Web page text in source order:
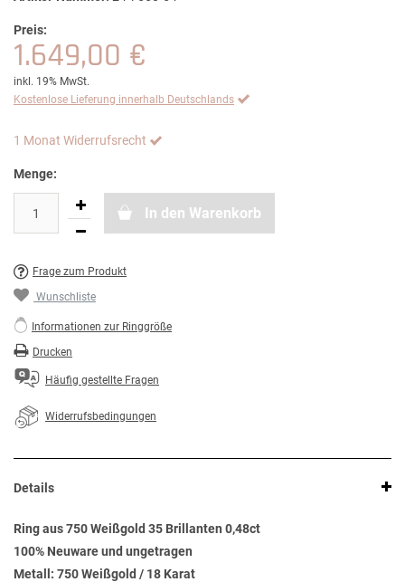
Preis:
1.649,00 €
inkl. 19% MwSt.
Kostenlose Lieferung innerhalb Deutschlands
1 Monat Widerrufsrecht
Menge:
In den Warenkorb
Frage zum Produkt
Wunschliste
Informationen zur Ringgröße
Drucken
Häufig gestellte Fragen
Widerrufsbedingungen
Details
Ring aus 750 Weißgold 35 Brillanten 0,48ct
100% Neuware und ungetragen
Metall: 750 Weißgold / 18 Karat